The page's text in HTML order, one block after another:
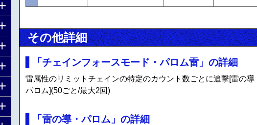
その他詳細
「チェインフォースモード・パロム雷」の詳細
雷属性のリミットチェインの特定のカウント数ごとに追撃[雷の導
パロム](50ごと/最大2回)
「雷の導・パロム」の詳細